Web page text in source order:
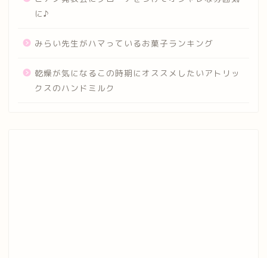
に♪
みらい先生がハマっているお菓子ランキング
乾燥が気になるこの時期にオススメしたいアトリッ
クスのハンドミルク